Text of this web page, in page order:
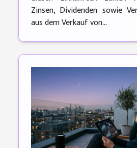
Zinsen, Dividenden sowie
aus dem Verkauf von...